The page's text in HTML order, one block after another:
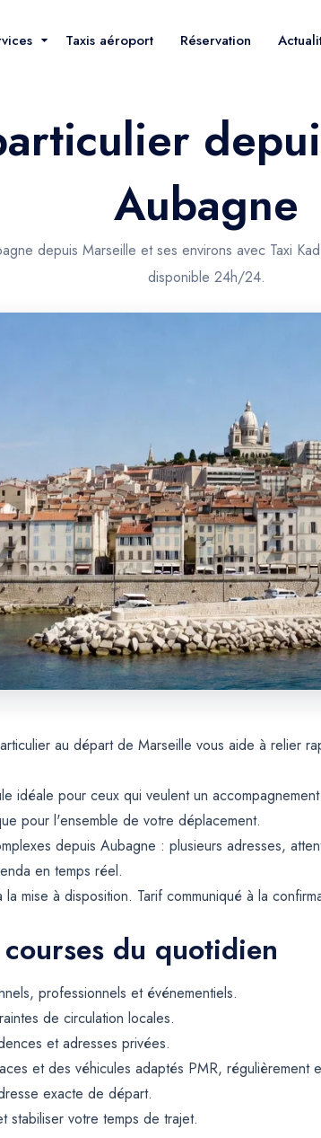
Taxis aéroport Réservation
Aubagne
depuis Marseille et ses environs avec Taxi
disponible 24h/24.
au départ de Marseille vous aide à relier
idéale pour ceux qui veulent un
pour l'ensemble de votre déplacement.
depuis Aubagne : plusieurs adresses,
en temps réel.
mise à disposition. Tarif communiqué à la
du quotidien
professionnels et événementiels.
de circulation locales.
et adresses privées.
et des véhicules adaptés PMR, régulièrement
exacte de départ.
stabiliser votre temps de trajet.